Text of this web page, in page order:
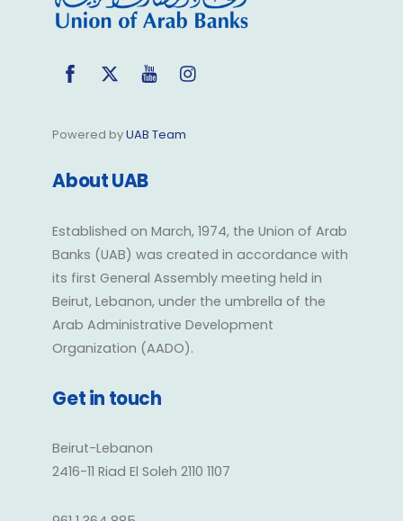
Facebook
Twitter YouTube
Powered byUAB Team
About UAB
Established on March, 1974, the Union of Arab
Banks (UAB) was created in accordance with
its first General Assembly meeting held in
Beirut, Lebanon, under the umbrella of the
Arab Administrative Development
Organization (AADO).
Get in touch
Beirut-Lebanon
2416-11 Riad El Soleh 2110 1107